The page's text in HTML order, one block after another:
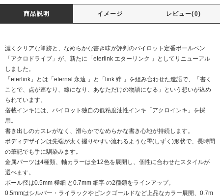
商品説明 イメージ レビュー(0)
濃くクリアな筆跡と、なめらかな書き味が評判のパイロット定番ボールペン
「アクロドライブ」が、新たに「eterlink エターリンク 」としてリニューアル
しました。
「eterlink」とは「eternal 永遠 」と「link 絆 」を組み合わせた造語で、「書く
ことで、点が連なり、線になり、あなただけの物語になる」という想いが込め
られています。
搭載インキには、パイロット独自の低粘度油性インキ「アクロインキ」を採
用。
書き出しのカスレがなく、滑らかでなめらかな書き心地が持続します。
ボディデザインは先端が太く握りやすい流れるような雫(しずく)形状で、長時間
の筆記でも手に馴染みます。
金属パーツは4種類、軸カラーは全12色を展開し、個性に合わせたスタイルが
選べます。
ボール径は0.5mm 極細 と0.7mm 細字 の2種類をラインアップ。
0.5mmはシルバー・ライラックやピンクゴールドなど上品なカラー展開、0.7m